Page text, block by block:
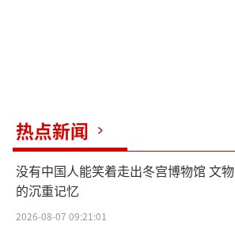
热点新闻
没有中国人能笑着走出冬宫博物馆 文物
的沉重记忆
2026-08-07 09:21:01